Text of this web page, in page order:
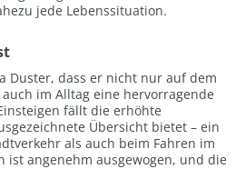
jede Lebenssituation.
Duster, dass er nicht nur auf dem
im Alltag eine hervorragende
fällt die erhöhte
Übersicht bietet – ein
als auch beim Fahren im
ist angenehm ausgewogen, und die